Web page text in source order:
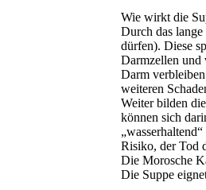
Wie wirkt die
Durch das
dürfen). Diese
Darmzellen und
Darm
weiteren
Weiter bilden
können sich
Risiko, der Tod
Die Morosche
Die Suppe